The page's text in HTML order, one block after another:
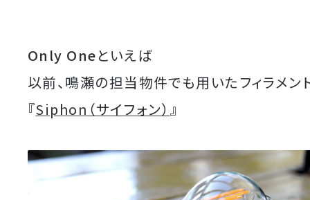
Only Oneといえば
以前、鳴瀬の担当物件でも用いたフィラメン
『Siphon（サイフォン） 』